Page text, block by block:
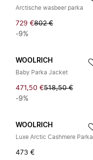
Arctische wasbeer parka
729 €802 €
-9%
WOOLRICH
Baby Parka Jacket
471,50 €518,50 €
-9%
WOOLRICH
Luxe Arctic Cashmere Parka
473 €